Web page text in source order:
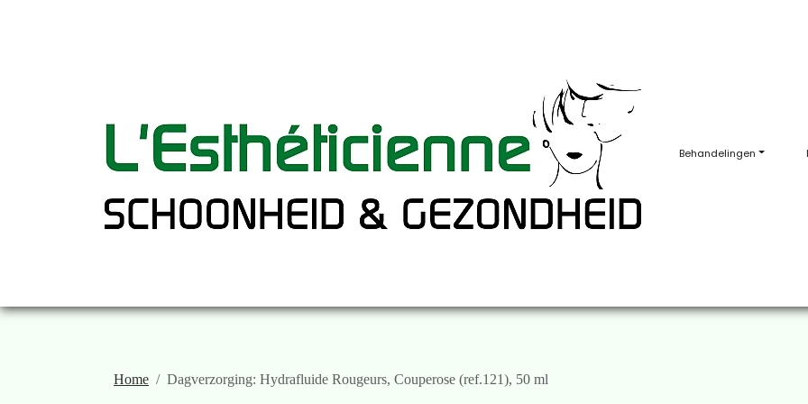
Behandelingen
Home Dagverzorging: Hydrafluide Rougeurs, Couperose (ref.121), 50 ml